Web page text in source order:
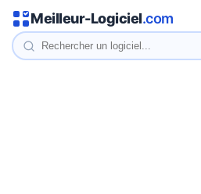
Meilleur-Logiciel.com